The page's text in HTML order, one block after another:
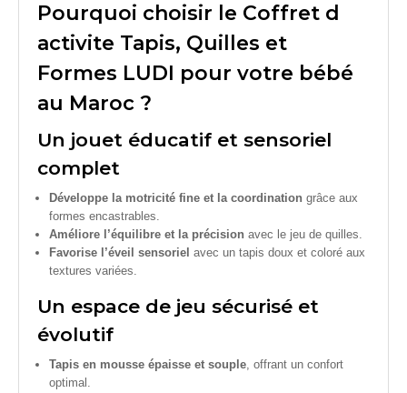
Pourquoi choisir le Coffret d
activite Tapis, Quilles et
Formes LUDI pour votre bébé
au Maroc ?
Un jouet éducatif et sensoriel
complet
Développe la motricité fine et la coordination grâce aux
formes encastrables.
Améliore l’équilibre et la précision avec le jeu de quilles.
Favorise l’éveil sensoriel avec un tapis doux et coloré aux
textures variées.
Un espace de jeu sécurisé et
évolutif
Tapis en mousse épaisse et souple, offrant un confort
optimal.